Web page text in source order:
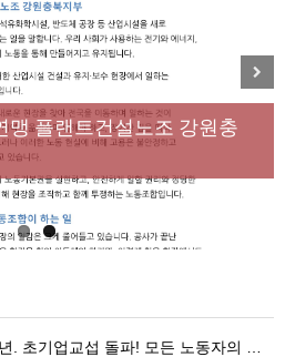
음, HL만도가 책임져라 : 청
저한 진상규명과 재발방지
맹 플랜트건설노조 강원충
Next
! 모든 노동자의 노동기본권 쟁취! 민주노총 7.15 총파업대회